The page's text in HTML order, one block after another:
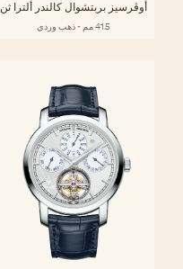
أوڤرسيز بربتشوال كالندر ألترا ثن
41.5 مم - ذهب وردي